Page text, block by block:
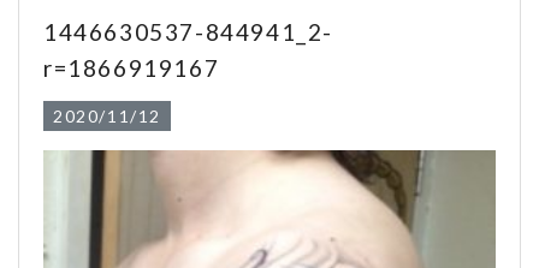
1446630537-844941_2-
r=1866919167
2020/11/12